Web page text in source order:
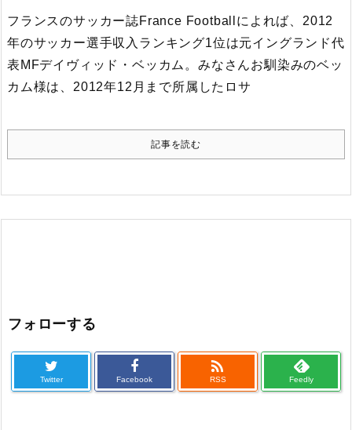
フランスのサッカー誌France Footballによれば、2012
年のサッカー選手収入ランキング1位は元イングランド代
表MFデイヴィッド・ベッカム。みなさんお馴染みのベッ
カム様は、2012年12月まで所属したロサ
記事を読む
フォローする
Twitter Facebook

RSS Feedly